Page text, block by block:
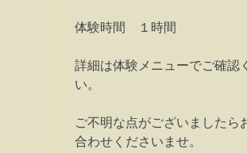
体験時間 １時間
詳細は体験メニューでご確認
い。
ご不明な点がございましたら
合わせくださいませ。